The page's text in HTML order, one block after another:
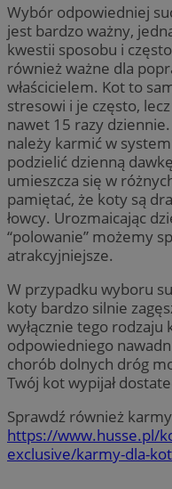
Wybór odpowiedniej
jest bardzo ważny,
kwestii sposobu i
również ważne dla
właścicielem. Kot to
stresowi i je często,
nawet 15 razy
należy karmić w
podzielić dzienną
umieszcza się w
pamiętać, że koty są
łowcy. Urozmaicając
“polowanie” możemy
atrakcyjniejsze.
W przypadku wyboru
koty bardzo silnie
wyłącznie tego rodzaju
odpowiedniego
chorób dolnych dróg
Twój kot wypijał
Sprawdź również
https://www.husse.pl/
exclusive/karmy-dla-